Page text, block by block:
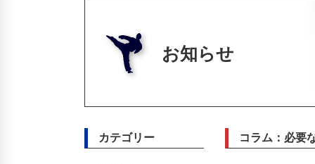
お知らせ
カテゴリー コラム：必要